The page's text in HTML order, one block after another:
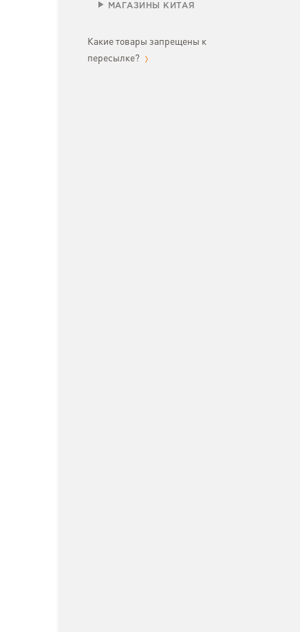
МАГАЗИНЫ КИТАЯ
Какие товары запрещены к
пересылке?